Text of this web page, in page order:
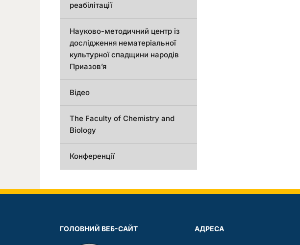
реабілітації
Науково-методичний центр із
дослідження нематеріальної
культурної спадщини народів
Приазов’я
Відео
The Faculty of Chemistry and
Biology
Конференції
ГОЛОВНИЙ ВЕБ-САЙТ АДРЕСА